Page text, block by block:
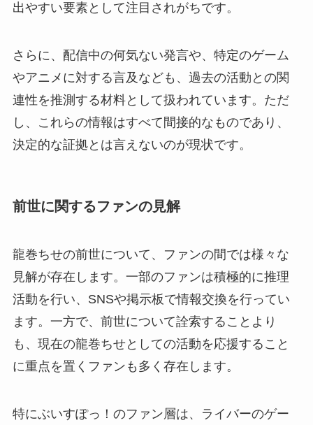
出やすい要素として注目されがちです。
さらに、配信中の何気ない発言や、特定のゲーム
やアニメに対する言及なども、過去の活動との関
連性を推測する材料として扱われています。ただ
し、これらの情報はすべて間接的なものであり、
決定的な証拠とは言えないのが現状です。
前世に関するファンの見解
龍巻ちせの前世について、ファンの間では様々な
見解が存在します。一部のファンは積極的に推理
活動を行い、SNSや掲示板で情報交換を行ってい
ます。一方で、前世について詮索することより
も、現在の龍巻ちせとしての活動を応援すること
に重点を置くファンも多く存在します。
特にぶいすぽっ！のファン層は、ライバーのゲー